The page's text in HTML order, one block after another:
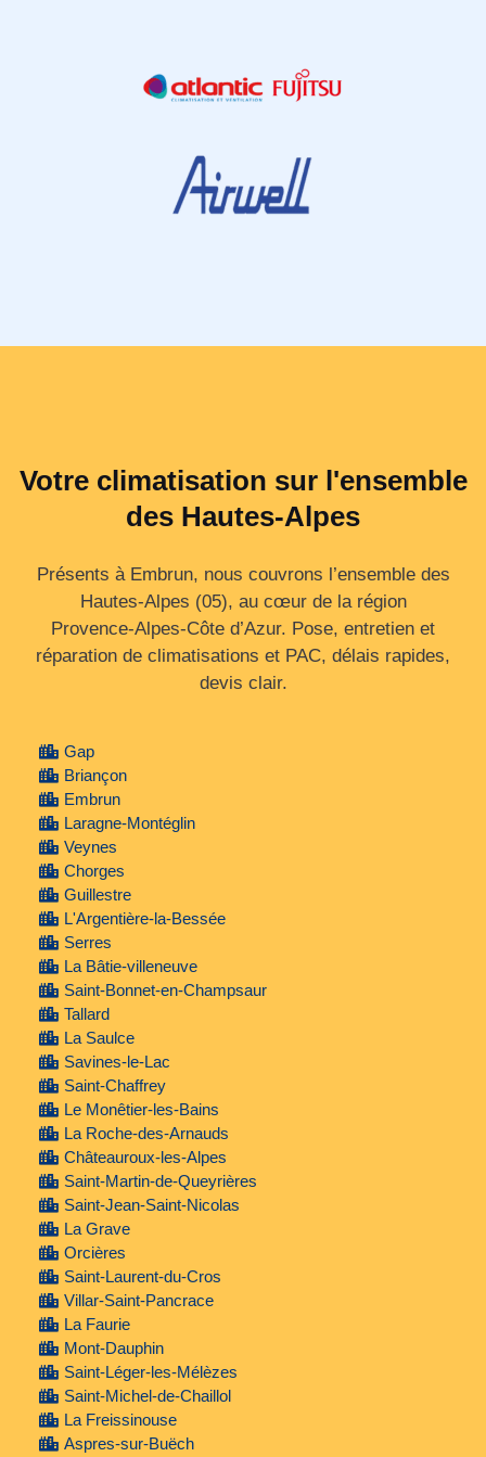
Votre climatisation sur l'ensemble
des Hautes-Alpes
Présents à Embrun, nous couvrons l’ensemble des
Hautes‑Alpes (05), au cœur de la région
Provence‑Alpes‑Côte d’Azur. Pose, entretien et
réparation de climatisations et PAC, délais rapides,
devis clair.
Gap
Briançon
Embrun
Laragne-Montéglin
Veynes
Chorges
Guillestre
L'Argentière-la-Bessée
Serres
La Bâtie-villeneuve
Saint-Bonnet-en-Champsaur
Tallard
La Saulce
Savines-le-Lac
Saint-Chaffrey
Le Monêtier-les-Bains
La Roche-des-Arnauds
Châteauroux-les-Alpes
Saint-Martin-de-Queyrières
Saint-Jean-Saint-Nicolas
La Grave
Orcières
Saint-Laurent-du-Cros
Villar-Saint-Pancrace
La Faurie
Mont-Dauphin
Saint-Léger-les-Mélèzes
Saint-Michel-de-Chaillol
La Freissinouse
Aspres-sur-Buëch